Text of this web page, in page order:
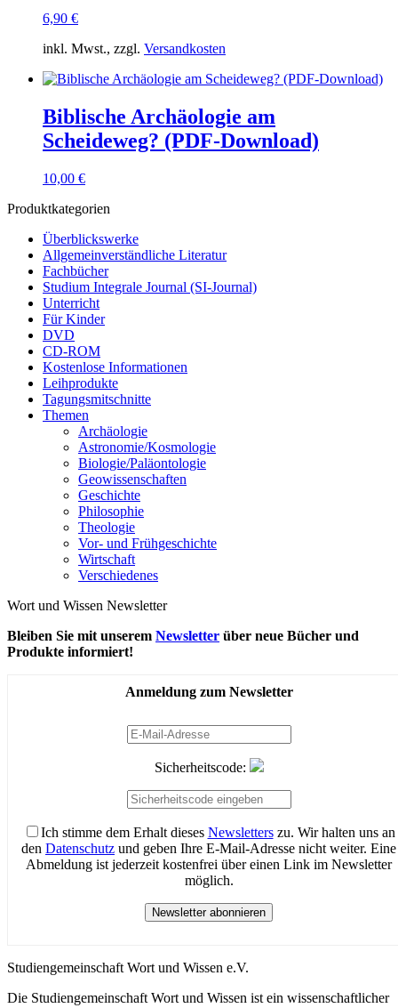
6,90 €
inkl. Mwst., zzgl. Versandkosten
Biblische Archäologie am
Scheideweg? (PDF-Download)
10,00 €
Produktkategorien
Überblickswerke
Allgemeinverständliche Literatur
Fachbücher
Studium Integrale Journal (SI-Journal)
Unterricht
Für Kinder
DVD
CD-ROM
Kostenlose Informationen
Leihprodukte
Tagungsmitschnitte
Themen
Archäologie
Astronomie/Kosmologie
Biologie/Paläontologie
Geowissenschaften
Geschichte
Philosophie
Theologie
Vor- und Frühgeschichte
Wirtschaft
Verschiedenes
Wort und Wissen Newsletter
Bleiben Sie mit unserem Newsletter über neue Bücher und
Produkte informiert!
Anmeldung zum Newsletter
Sicherheitscode:
Ich stimme dem Erhalt dieses Newsletterszu. Wir halten uns an
den Datenschutz und geben Ihre E-Mail-Adresse nicht weiter. Eine
Abmeldung ist jederzeit kostenfrei über einen Link im Newsletter
möglich.
Newsletter abonnieren
Studiengemeinschaft Wort und Wissen e.V.
Die Studiengemeinschaft Wort und Wissen ist ein wissenschaftlicher